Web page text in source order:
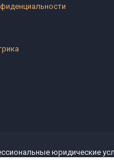
юридические